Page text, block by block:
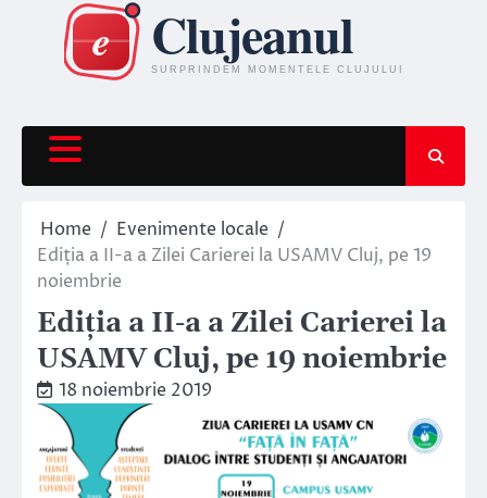
content
Home
Evenimente locale
Ediția a II-a a Zilei Carierei la USAMV Cluj, pe 19
noiembrie
Ediția a II-a a Zilei Carierei la
USAMV Cluj, pe 19 noiembrie
18 noiembrie 2019